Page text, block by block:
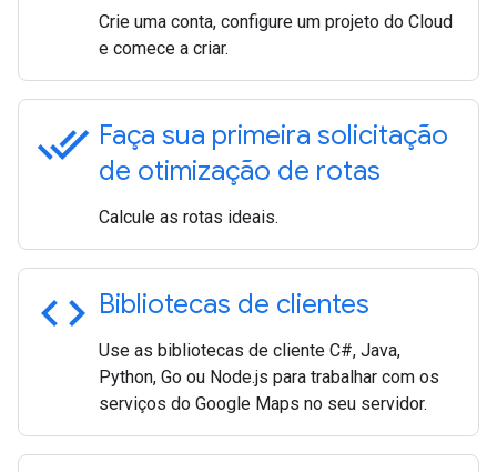
Crie uma conta, configure um projeto do Cloud
e comece a criar.
done_all Faça sua primeira solicitação
de otimização de rotas
Calcule as rotas ideais.
code Bibliotecas de clientes
Use as bibliotecas de cliente C#, Java,
Python, Go ou Node.js para trabalhar com os
serviços do Google Maps no seu servidor.